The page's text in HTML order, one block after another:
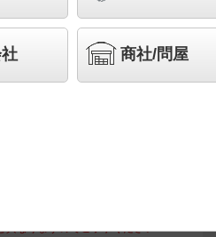
なりますのでご了承ください
商社/問屋